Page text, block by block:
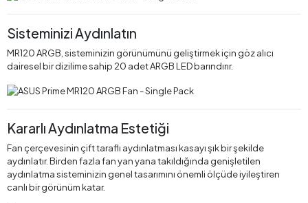
Sisteminizi Aydınlatın
MR120 ARGB, sisteminizin görünümünü geliştirmek için göz alıcı
dairesel bir dizilime sahip 20 adet ARGB LED barındırır.
Kararlı Aydınlatma Estetiği
Fan çerçevesinin çift taraflı aydınlatması kasayı şık bir şekilde
aydınlatır. Birden fazla fan yan yana takıldığında genişletilen
aydınlatma sisteminizin genel tasarımını önemli ölçüde iyileştiren
canlı bir görünüm katar.